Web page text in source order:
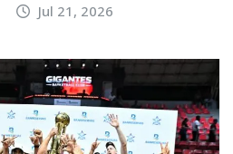
Jul 21, 2026